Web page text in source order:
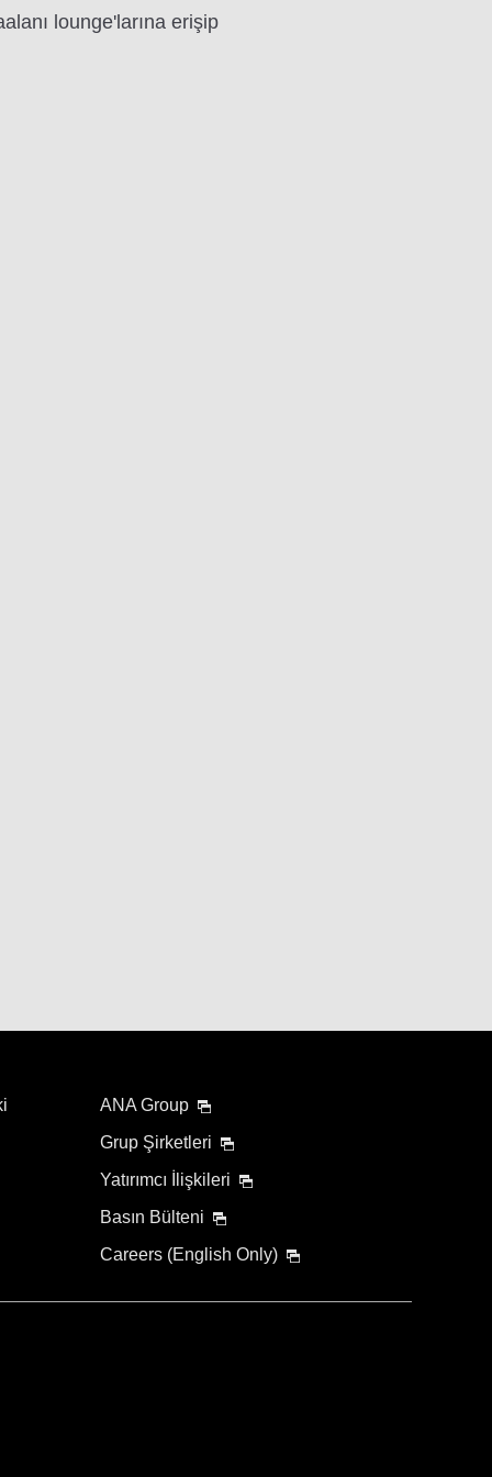
lounge'larına erişip
ANA Group
Grup Şirketleri
Yatırımcı İlişkileri
Basın Bülteni
Careers (English Only)